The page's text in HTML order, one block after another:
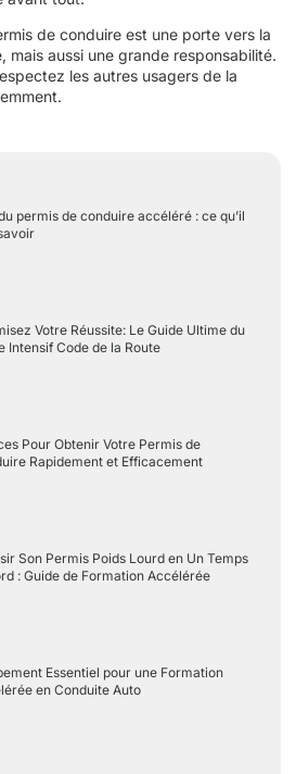
de conduire est une porte vers la
mais aussi une grande responsabilité.
les autres usagers de la
permis de conduire accéléré : ce qu’il
Votre Réussite: Le Guide Ultime du
Intensif Code de la Route
Pour Obtenir Votre Permis de
Rapidement et Efficacement
Son Permis Poids Lourd en Un Temps
: Guide de Formation Accélérée
Essentiel pour une Formation
en Conduite Auto